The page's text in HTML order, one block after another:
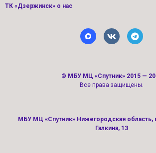
ТК «Дзержинск» о нас
© МБУ МЦ «Спутник» 2015 —
Все права защищены.
МБУ МЦ «Спутник» Нижегородская область,
Галкина, 13